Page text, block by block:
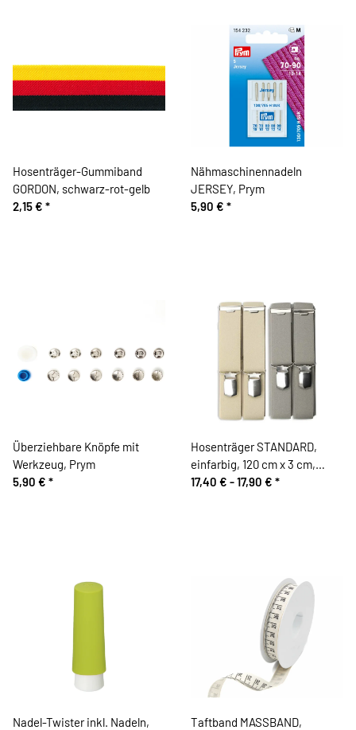
Hosenträger-Gummiband
GORDON, schwarz-rot-gelb
2,15 € *
Nähmaschinennadeln
JERSEY, Prym
5,90 € *
Überziehbare Knöpfe mit
Werkzeug, Prym
5,90 € *
Hosenträger STANDARD,
einfarbig, 120 cm x 3 cm,
Prym
17,40 € -17,90 € *
Nadel-Twister inkl. Nadeln, Taftband MASSBAND,